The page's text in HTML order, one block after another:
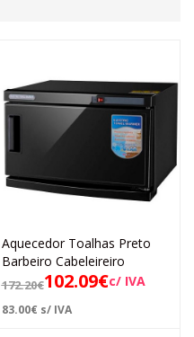
Aquecedor Toalhas Preto
Barbeiro Cabeleireiro
172.20€102.09€c/ IVA
83.00€ s/ IVA